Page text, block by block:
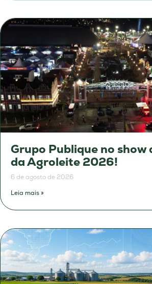
Grupo Publique no show
da Agroleite 2026!
6 de agosto de 2026
Leia mais »